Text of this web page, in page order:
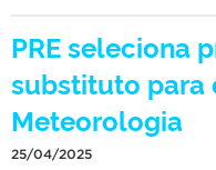
PRE seleciona
substituto para
Meteorologia
25/04/2025